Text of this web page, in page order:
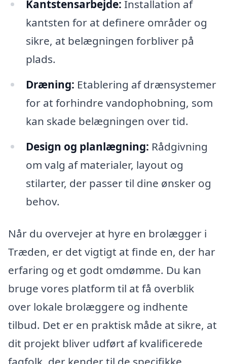
Kantstensarbejde: Installation af
kantsten for at definere områder og
sikre, at belægningen forbliver på
plads.
Dræning: Etablering af drænsystemer
for at forhindre vandophobning, som
kan skade belægningen over tid.
Design og planlægning: Rådgivning
om valg af materialer, layout og
stilarter, der passer til dine ønsker og
behov.
Når du overvejer at hyre en brolægger i
Træden, er det vigtigt at finde en, der har
erfaring og et godt omdømme. Du kan
bruge vores platform til at få overblik
over lokale brolæggere og indhente
tilbud. Det er en praktisk måde at sikre, at
dit projekt bliver udført af kvalificerede